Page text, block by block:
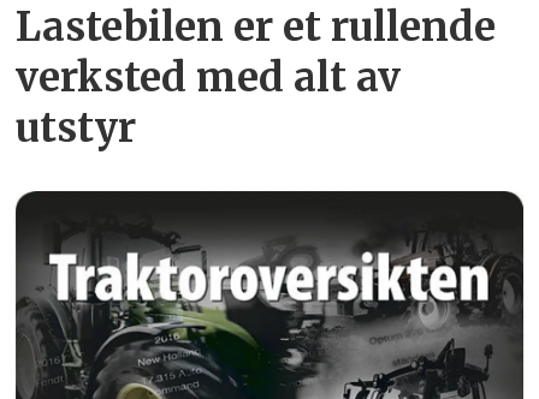
Lastebilen er et rullende
verksted med alt av
utstyr